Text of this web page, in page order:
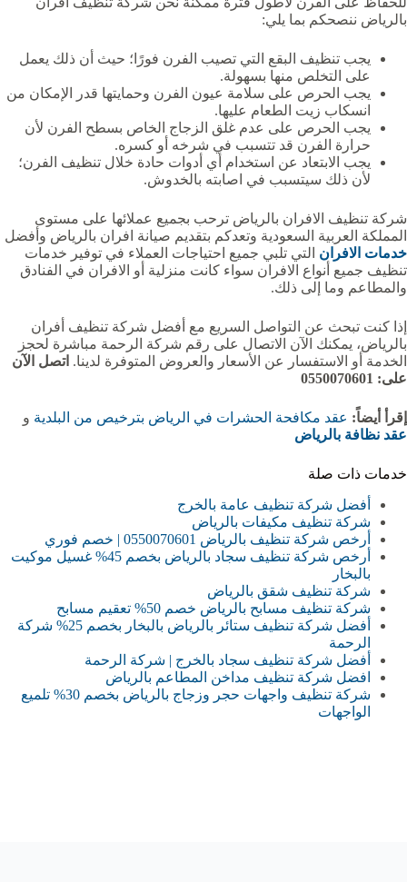
بالرياض ننصحكم بما يلي:
يجب تنظيف البقع التي تصيب الفرن فورًا؛ حيث أن ذلك يعمل
على التخلص منها بسهولة.
يجب الحرص على سلامة عيون الفرن وحمايتها قدر الإمكان من
انسكاب زيت الطعام عليها.
يجب الحرص على عدم غلق الزجاج الخاص بسطح الفرن لأن
حرارة الفرن قد تتسبب في شرخه أو كسره.
يجب الابتعاد عن استخدام أي أدوات حادة خلال تنظيف الفرن؛
لأن ذلك سيتسبب في اصابته بالخدوش.
شركة تنظيف الافران بالرياض ترحب بجميع عملائها على مستوى
المملكة العربية السعودية وتعدكم بتقديم صيانة افران بالرياض وأفضل
خدمات الافران التي تلبي جميع احتياجات العملاء في توفير خدمات
تنظيف جميع أنواع الافران سواء كانت منزلية أو الافران في الفنادق
والمطاعم وما إلى ذلك.
إذا كنت تبحث عن التواصل السريع مع أفضل شركة تنظيف أفران
بالرياض، يمكنك الآن الاتصال على رقم شركة الرحمة مباشرة لحجز
الخدمة أو الاستفسار عن الأسعار والعروض المتوفرة لدينا. اتصل الآن
على: 0550070601
إقرأ أيضاً: عقد مكافحة الحشرات في الرياض بترخيص من البلدية و
عقد نظافة بالرياض
خدمات ذات صلة
أفضل شركة تنظيف عامة بالخرج
شركة تنظيف مكيفات بالرياض
أرخص شركة تنظيف بالرياض 0550070601 | خصم فوري
أرخص شركة تنظيف سجاد بالرياض بخصم 45% غسيل موكيت
بالبخار
شركة تنظيف شقق بالرياض
شركة تنظيف مسابح بالرياض خصم 50% تعقيم مسابح
أفضل شركة تنظيف ستائر بالرياض بالبخار بخصم 25% شركة
الرحمة
أفضل شركة تنظيف سجاد بالخرج | شركة الرحمة
افضل شركة تنظيف مداخن المطاعم بالرياض
شركة تنظيف واجهات حجر وزجاج بالرياض بخصم 30% تلميع
الواجهات